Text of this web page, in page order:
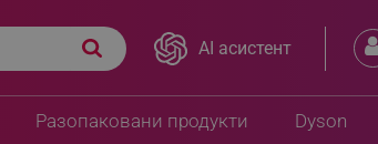
AI асистент
Разопаковани продукти Dyson